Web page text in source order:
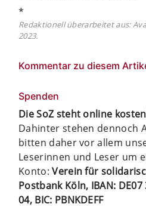
*
Redaktionell überarbeitet aus:
2023.
Kommentar zu diesem
Spenden
Die SoZ steht online
Dahinter stehen dennoch
bitten daher vor allem
Leserinnen und Leser um
Konto:Verein für
Postbank Köln, IBAN:
04, BIC: PBNKDEFF